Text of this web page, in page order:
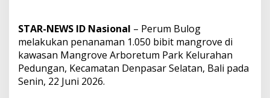
m
e
s
i
s
STAR-NEWS ID Nasional – Perum Bulog
melakukan penanaman 1.050 bibit mangrove di
kawasan Mangrove Arboretum Park Kelurahan
Pedungan, Kecamatan Denpasar Selatan, Bali pada
Senin, 22 Juni 2026.